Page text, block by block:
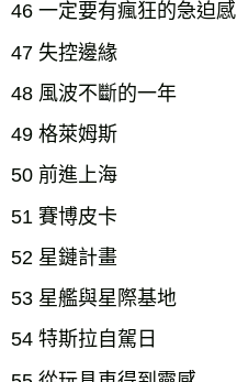
46 一定要有瘋狂的急迫感
47 失控邊緣
48 風波不斷的一年
49 格萊姆斯
50 前進上海
51 賽博皮卡
52 星鏈計畫
53 星艦與星際基地
54 特斯拉自駕日